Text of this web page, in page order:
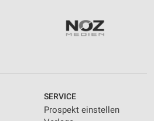
SERVICE
Prospekt einstellen